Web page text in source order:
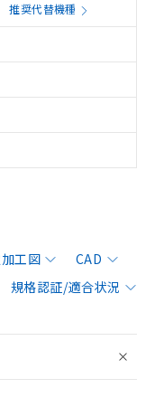
推奨代替機種
工図
CAD
規格認証/適合状況